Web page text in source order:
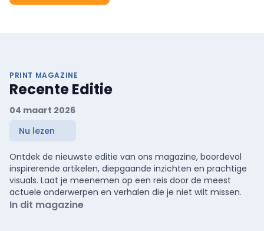
PRINT MAGAZINE
Recente Editie
04 maart 2026
Nu lezen
Ontdek de nieuwste editie van ons magazine, boordevol
inspirerende artikelen, diepgaande inzichten en prachtige
visuals. Laat je meenemen op een reis door de meest
actuele onderwerpen en verhalen die je niet wilt missen.
In dit magazine